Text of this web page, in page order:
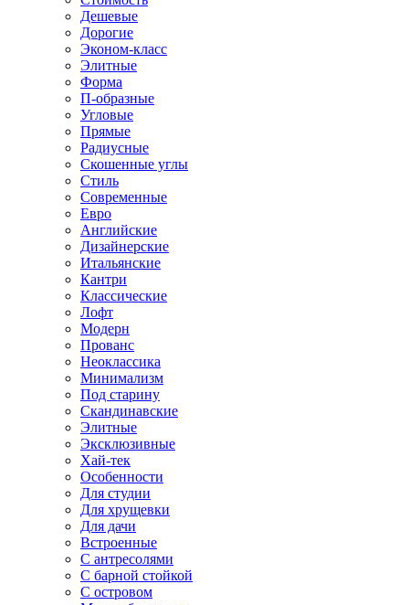
Дешевые
Дорогие
Эконом-класс
Элитные
Форма
П-образные
Угловые
Прямые
Радиусные
Скошенные углы
Стиль
Современные
Евро
Английские
Дизайнерские
Итальянские
Кантри
Классические
Лофт
Модерн
Прованс
Неоклассика
Минимализм
Под старину
Скандинавские
Элитные
Эксклюзивные
Хай-тек
Особенности
Для студии
Для хрущевки
Для дачи
Встроенные
С антресолями
С барной стойкой
С островом